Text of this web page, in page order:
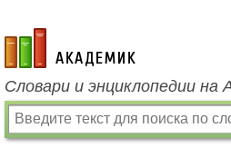
academic.ru
Словари и энциклопедии на